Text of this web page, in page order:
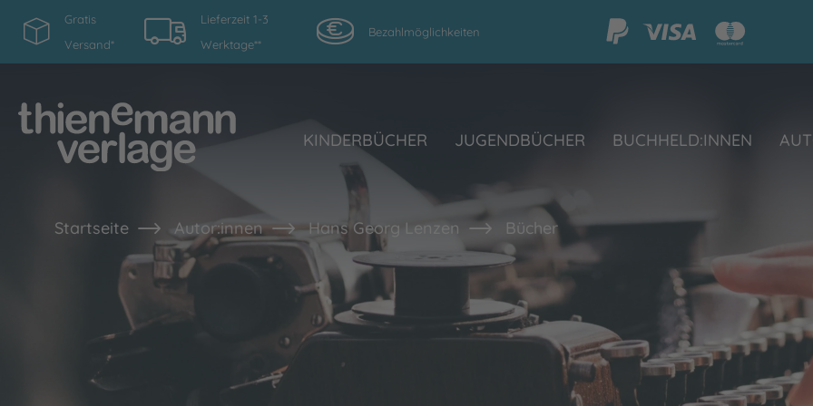
Gratis
Versand*
Lieferzeit 1-3
Werktage**
Bezahlmöglichkeiten
KINDERBÜCHER JUGENDBÜCHER BUCHHELD:INNEN
Startseite Autor:innen Hans Georg Lenzen Bücher